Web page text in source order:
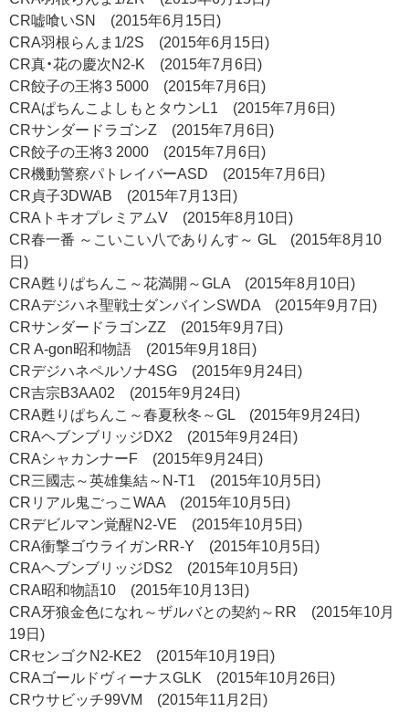
CR嘘喰いSN (2015年6月15日)
CRA羽根らんま1/2S (2015年6月15日)
CR真・花の慶次N2-K (2015年7月6日)
CR餃子の王将3 5000 (2015年7月6日)
CRAぱちんこよしもとタウンL1 (2015年7月6日)
CRサンダードラゴンZ (2015年7月6日)
CR餃子の王将3 2000 (2015年7月6日)
CR機動警察パトレイバーASD (2015年7月6日)
CR貞子3DWAB (2015年7月13日)
CRAトキオプレミアムV (2015年8月10日)
CR春一番 ～こいこい八でありんす～ GL (2015年8月10
日)
CRA甦りぱちんこ～花満開～GLA (2015年8月10日)
CRAデジハネ聖戦士ダンバインSWDA (2015年9月7日)
CRサンダードラゴンZZ (2015年9月7日)
CR A-gon昭和物語 (2015年9月18日)
CRデジハネペルソナ4SG (2015年9月24日)
CR吉宗B3AA02 (2015年9月24日)
CRA甦りぱちんこ～春夏秋冬～GL (2015年9月24日)
CRAヘブンブリッジDX2 (2015年9月24日)
CRAシャカンナーF (2015年9月24日)
CR三國志～英雄集結～N-T1 (2015年10月5日)
CRリアル鬼ごっこWAA (2015年10月5日)
CRデビルマン覚醒N2-VE (2015年10月5日)
CRA衝撃ゴウライガンRR-Y (2015年10月5日)
CRAヘブンブリッジDS2 (2015年10月5日)
CRA昭和物語10 (2015年10月13日)
CRA牙狼金色になれ～ザルバとの契約～RR (2015年10月
19日)
CRセンゴクN2-KE2 (2015年10月19日)
CRAゴールドヴィーナスGLK (2015年10月26日)
CRウサビッチ99VM (2015年11月2日)